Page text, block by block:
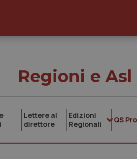
Regioni e Asl
Lettere al
direttore
Edizioni
Regionali
QS Pro